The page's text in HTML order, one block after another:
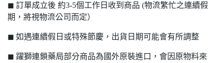
◼ 訂單成立後 約3-5個工作日收到商品 (物流繁忙之連續假
期，將視物流公司而定）
◼ 如遇連續假日或特殊節慶，出貨日期可能會有所調整
◼ 躍獅連鎖藥局部分商品為國外原裝進口，會因原物料來